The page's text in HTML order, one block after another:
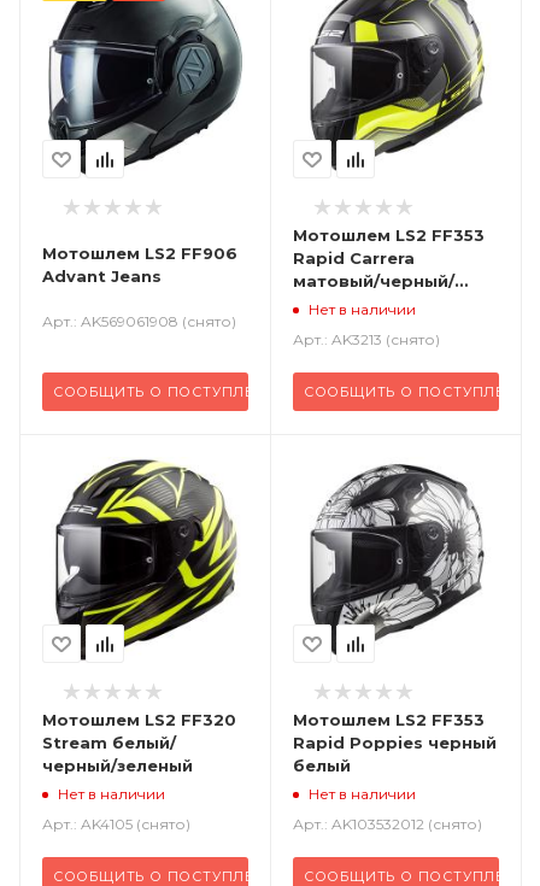
Мотошлем LS2 FF906
Advant Jeans
Арт.: AK569061908 (снято)
СООБЩИТЬ О ПОСТУПЛЕНИИ
Мотошлем LS2 FF353
Rapid Carrera
матовый/черный/
желтый
Нет в наличии
Арт.: AK3213 (снято)
СООБЩИТЬ О ПОСТУПЛЕНИИ
Мотошлем LS2 FF320
Stream белый/
черный/зеленый
Нет в наличии
Арт.: AK4105 (снято)
СООБЩИТЬ О ПОСТУПЛЕНИИ
Мотошлем LS2 FF353
Rapid Poppies черный
белый
Нет в наличии
Арт.: AK103532012 (снято)
СООБЩИТЬ О ПОСТУПЛЕНИИ